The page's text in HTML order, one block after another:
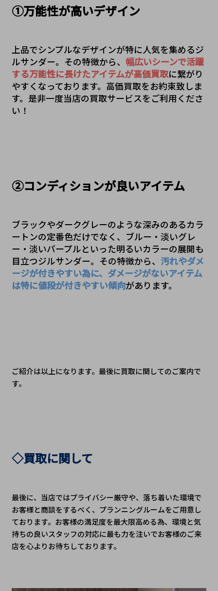
①万能性が高いデザイン
上品でシンプルなデザインが特に人気を集めるジ
ルサンダー。その特徴から、 幅広いシーンで活躍
する万能性に長けたアイテムが高価買取に繋がり
やすくなっております。高価買取をお約束致しま
す。是非一度当店の買取サービスをご利用くださ
い！
②コンディションが良いアイテム
ブラックやダークグレーのような深みのあるカラ
ートンの定番色だけでなく、ブルー・淡いグレ
ー・淡いパープルといった明るいカラーの展開も
目立つジルサンダー。その特徴から、 汚れやダメ
ージが付きやすい為に、ダメージがないアイテム
は特に値段が付きやすい傾向があります。
ご紹介は以上になります。最後に買取に関してのご案内で
す。
◇買取に関して
最後に、当店ではプライバシー厳守や、落ち着いた環境で
お客様と商談をするべく、プランニングルームをご用意し
ております。お客様の満足度を最大限高める為、環境と気
持ちの良いスタッフの対応に最も力を注いでお客様のご来
店を心よりお待ちしております。